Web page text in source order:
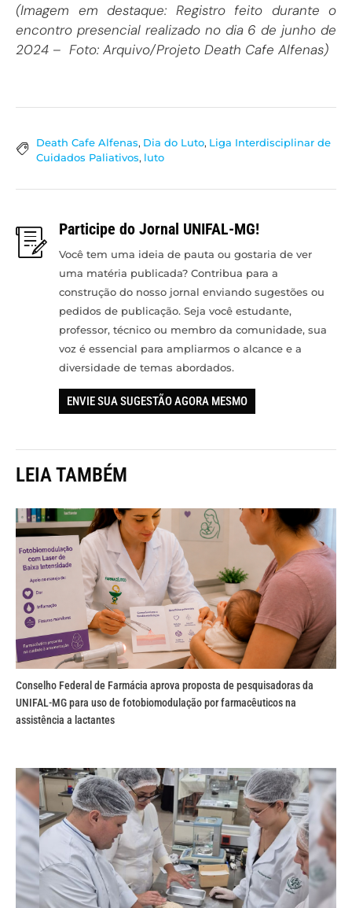
(Imagem em destaque: Registro feito durante o
encontro presencial realizado no dia 6 de junho de
2024 – Foto: Arquivo/Projeto Death Cafe Alfenas)
Death Cafe Alfenas, Dia do Luto, Liga Interdisciplinar de
Cuidados Paliativos, luto
Participe do Jornal UNIFAL-MG!
Você tem uma ideia de pauta ou gostaria de ver
uma matéria publicada? Contribua para a
construção do nosso jornal enviando sugestões ou
pedidos de publicação. Seja você estudante,
professor, técnico ou membro da comunidade, sua
voz é essencial para ampliarmos o alcance e a
diversidade de temas abordados.
ENVIE SUA SUGESTÃO AGORA MESMO
LEIA TAMBÉM
Conselho Federal de Farmácia aprova proposta de pesquisadoras da
UNIFAL-MG para uso de fotobiomodulação por farmacêuticos na
assistência a lactantes